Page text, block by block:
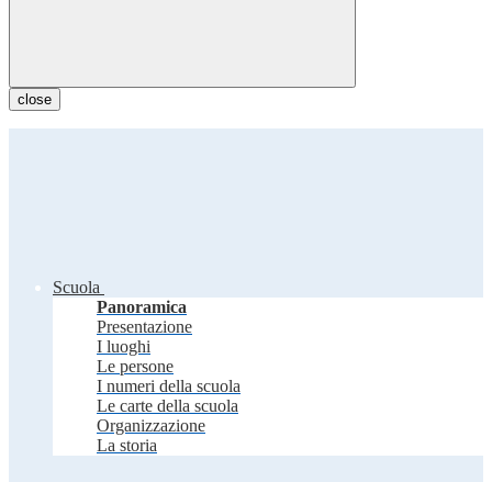
close
Scuola
Panoramica
Presentazione
I luoghi
Le persone
I numeri della scuola
Le carte della scuola
Organizzazione
La storia